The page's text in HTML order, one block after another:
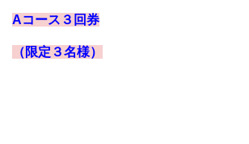
Aコース３回券
（限定３名様）